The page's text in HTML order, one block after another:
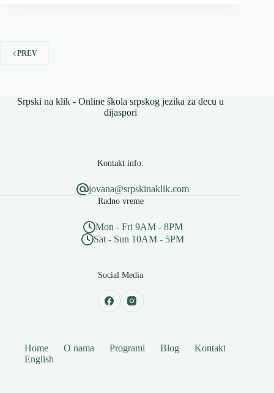
PREV
Srpski na klik - Online škola srpskog jezika za decu u
dijaspori
Kontakt info:
jovana@srpskinaklik.com
Radno vreme
Mon - Fri 9AM - 8PM
Sat - Sun 10AM - 5PM
Social Media
Home O nama Programi Blog
Kontakt
English